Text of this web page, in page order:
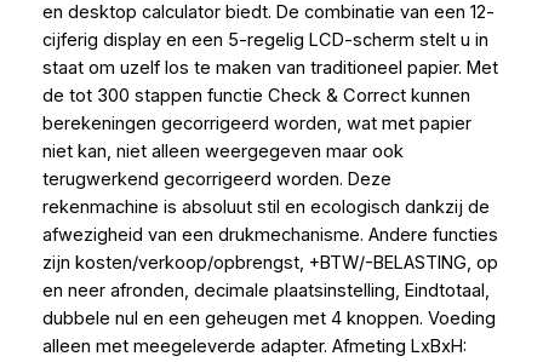
en desktop calculator biedt. De combinatie van een 12-
cijferig display en een 5-regelig LCD-scherm stelt u in
staat om uzelf los te maken van traditioneel papier. Met
de tot 300 stappen functie Check & Correct kunnen
berekeningen gecorrigeerd worden, wat met papier
niet kan, niet alleen weergegeven maar ook
terugwerkend gecorrigeerd worden. Deze
rekenmachine is absoluut stil en ecologisch dankzij de
afwezigheid van een drukmechanisme. Andere functies
zijn kosten/verkoop/opbrengst, +BTW/-BELASTING, op
en neer afronden, decimale plaatsinstelling, Eindtotaal,
dubbele nul en een geheugen met 4 knoppen. Voeding
alleen met meegeleverde adapter. Afmeting LxBxH: